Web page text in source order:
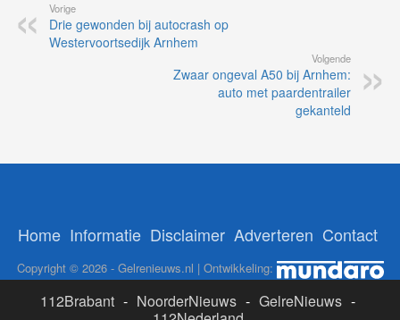
Vorige
Drie gewonden bij autocrash op
Westervoortsedijk Arnhem
Volgende
Zwaar ongeval A50 bij Arnhem:
auto met paardentrailer
gekanteld
Home Informatie Disclaimer Adverteren Contact
Copyright © 2026 - Gelrenieuws.nl | Ontwikkeling:
112Brabant - NoorderNieuws - GelreNieuws -